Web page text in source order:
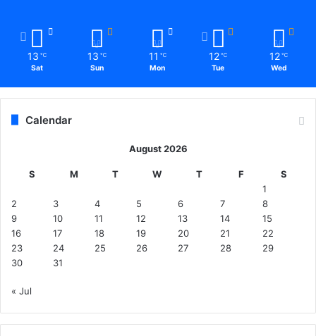
13 ℃
Sat
13 ℃
Sun
11 ℃
Mon
12 ℃
Tue
12 ℃
Wed
Calendar
August 2026
S M T W T F
S
1
2
3 4 5 6 7
8
9
10 11 12 13 14
15
16
17 18 19 20 21
22
23
24 25 26 27 28
29
30
31
« Jul